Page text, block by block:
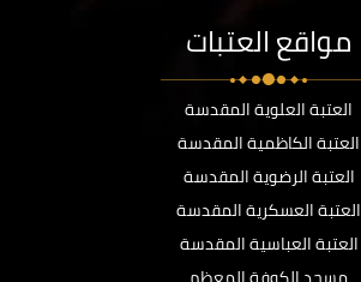
مواقع العتبات
العتبة العلوية المقدسة
العتبة الكاظمية المقدسة
العتبة الرضوية المقدسة
العتبة العسكرية المقدسة
العتبة العباسية المقدسة